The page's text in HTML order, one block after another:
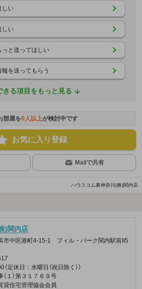
しい
しい
っと送ってほしい
を送ってもらう
きる項目をもっと見る
部屋を0人以上が検討中です
お気に入り登録
Mailで共有
ハウスコム東神奈川(株)関内店
)関内店
市中区港町4-15-1 フィル・パーク関内駅前II5
定休日：水曜日（祝日除く））
（１）第３１７６９号
賃貸住宅管理協会会員